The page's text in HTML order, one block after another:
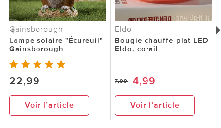
Gainsborough
Lampe solaire "Écureuil"
Gainsborough
22,99
Voir l’article
Eldo
Bougie chauffe-plat LED
Eldo, corail
7,99 4,99
Voir l’article